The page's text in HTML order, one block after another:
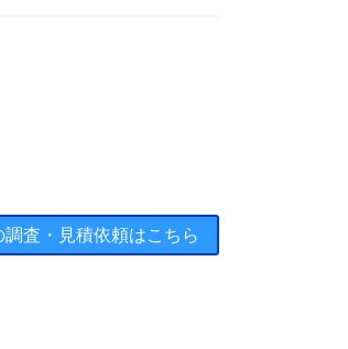
査・見積依頼はこちら